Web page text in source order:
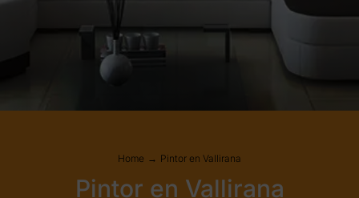
Home Pintor en Vallirana
Pintor en Vallirana